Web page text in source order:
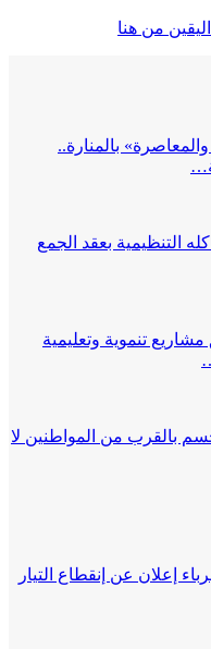
من هنا
بالمنارة..
التنظيمية بعقد الجمع
تنموية وتعليمية
بالقرب من المواطنين لا
إعلان عن إنقطاع التيار